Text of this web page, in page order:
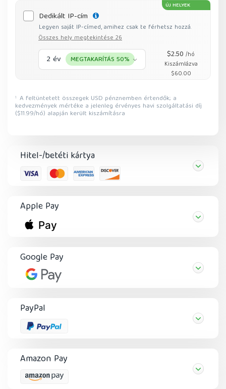
Hitel-/betéti kártya
Apple Pay
Google Pay
PayPal
Amazon Pay
ÚJ HELYEK
Dedikált IP-cím
Legyen saját IP-címed, amihez csak te férhetsz hozzá.
Összes hely megtekintése 26
2 év MEGTAKARÍTÁS 50% $2.50/hó
Kiszámlázva
$60.00
1 A feltüntetett összegek USD pénznemben értendők; a
kedvezmények mértéke a jelenleg érvényes havi szolgáltatási díj
($11.99/hó) alapján került kiszámításra